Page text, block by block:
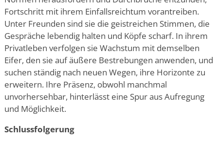
Fortschritt mit ihrem Einfallsreichtum vorantreiben.
Unter Freunden sind sie die geistreichen Stimmen, die
Gespräche lebendig halten und Köpfe scharf. In ihrem
Privatleben verfolgen sie Wachstum mit demselben
Eifer, den sie auf äußere Bestrebungen anwenden, und
suchen ständig nach neuen Wegen, ihre Horizonte zu
erweitern. Ihre Präsenz, obwohl manchmal
unvorhersehbar, hinterlässt eine Spur aus Aufregung
und Möglichkeit.
Schlussfolgerung